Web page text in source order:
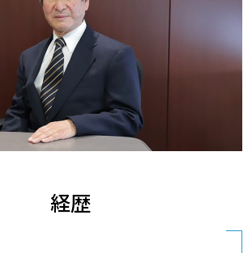
経歴